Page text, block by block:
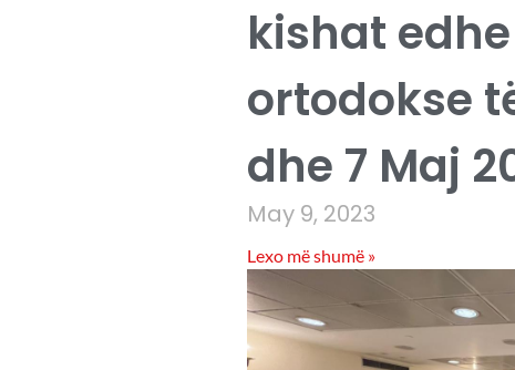
kishat
ortodokse
dhe 7 Maj
May 9, 2023
Lexo më shumë »